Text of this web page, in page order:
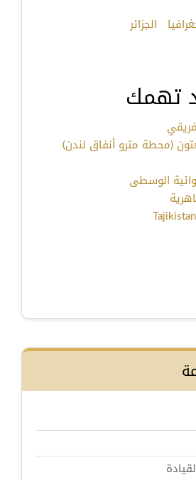
الجزائر
تهمك
(محطة مترو أنفاق لندن)
الوسطى